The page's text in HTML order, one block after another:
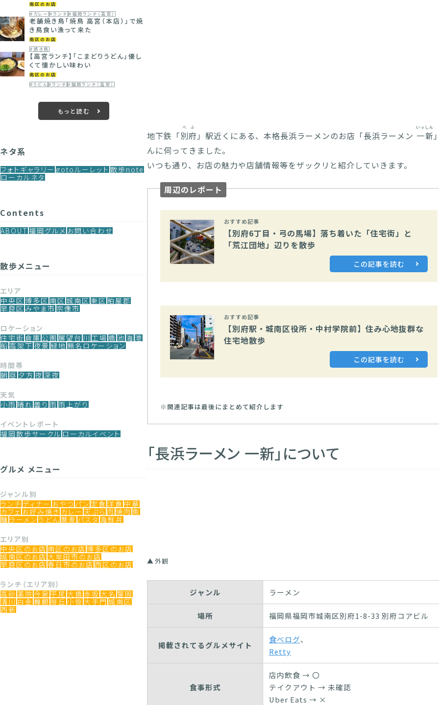
地下鉄「別府
べふ
」駅近くにある、本格長浜ラーメンのお店「長浜ラーメン 一新
いっしん
んに伺ってきました。
いつも通り、お店の魅力や店舗情報等をザックリと紹介していきます。
周辺のレポート
おすすめ記事
【別府6丁目・弓の馬場】落ち着いた「住宅街」と
「荒江団地」辺りを散歩
この記事を読む
おすすめ記事
【別府駅・城南区役所・中村学院前】住み心地抜群な
住宅地散歩
この記事を読む
※関連記事は最後にまとめて紹介します
「長浜ラーメン 一新」について
外観
ジャンル ラーメン
場所 福岡県福岡市城南区別府1-8-33 別府コアビル
掲載されてるグルメサイト
食べログ、
Retty
食事形式
店内飲食 → 〇
テイクアウト → 未確認
Uber Eats → ×
南区のお店
#カレー #ランチ #福岡ランチ（高宮）
老舗焼き鳥「焼鳥 高宮（本店）」で焼
き鳥食い漁って来た
南区のお店
#焼き鳥
【高宮ランチ】「こまどりうどん」優し
くて懐かしい味わい
南区のお店
#うどん #ランチ #福岡ランチ（高宮）
もっと読む
ネタ系
フォトギャラリー gotoルーレット 散歩note
ローカルネタ
Contents
ABOUT 福岡グルメ お問い合わせ
散歩メニュー
エリア
中央区 博多区 南区 城南区 東区 粕屋郡
早良区 みやま市 宗像市
ロケーション
住宅街 倉庫 公園 展望台 川 工場 橋 池 海 港
船 高架下 夜景 緑地 無名ロケーション
時間帯
朝 昼 夕方 夜 深夜
天気
小雨 晴れ 曇り 雨 雨上がり
イベントレポート
福岡散歩サークル ローカルイベント
グルメ メニュー
ジャンル別
ランチ ディナー おやつ パン 定食 洋食 中華
カフェ お好み焼き カレー 天ぷら 肉 焼肉 魚
麺 ラーメン うどん 蕎麦 パスタ 海鮮丼
エリア別
中央区のお店 南区のお店 博多区のお店
城南区のお店 大牟田市のお店
早良区のお店 春日市のお店 西区のお店
ランチ（エリア別）
高砂 薬院 今泉 平尾 大橋 赤坂 大名 警固
清川 白金 舞鶴 笹丘 小笹 大手門 城南区
西新